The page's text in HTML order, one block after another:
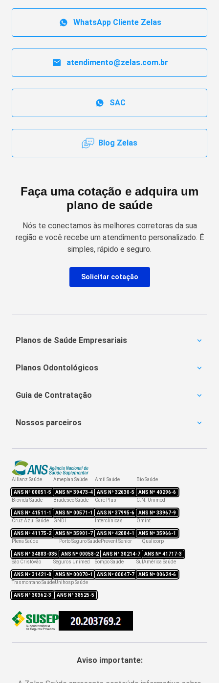
WhatsApp Cliente Zelas
atendimento@zelas.com.br
SAC
Blog Zelas
Faça uma cotação e adquira um
plano de saúde
Nós te conectamos às melhores corretoras da sua
região e você recebe um atendimento personalizado. É
simples, rápido e seguro.
Solicitar cotação
Planos de Saúde Empresariais
Unimed Empresarial
Notredame Intermédica
Planos Odontológicos
MetLife
SulAmérica Odonto
Hapvida Odonto
Guia de Contratação
Coparticipação
Portabilidade
Reajuste
Reembolso
Rede credenciada
Nossos parceiros
Allianz Saúde
ANS Nº 00051-5
Ameplan Saúde
ANS Nº 39473-4
Amil Saúde
ANS Nº 32630-5
Bio Saúde
ANS Nº 40296-6
Biovida Saúde
ANS Nº 41511-1
Bradesco Saúde
ANS Nº 00571-1
Care Plus
ANS Nº 37995-6
C.N. Unimed
ANS Nº 33967-9
Cruz Azul Saúde
ANS Nº 41175-2
GNDI
ANS Nº 35901-7
Interclínicas
ANS Nº 42084-1
Omint
ANS Nº 35966-1
Plena Saúde
ANS Nº 34883-035
Porto Seguro Saúde
ANS Nº 00058-2
Prevent Senior
ANS Nº 30214-7
Qualicorp
ANS Nº 41717-3
São Cristóvão
ANS Nº 31421-8
Seguros Unimed
ANS Nº 00070-1
Sompo Saúde
ANS Nº 00047-7
SulAmérica Saúde
ANS Nº 00624-6
Trasmontano Saúde
ANS Nº 30362-3
Unihosp Saúde
ANS Nº 38525-5
Aviso importante: